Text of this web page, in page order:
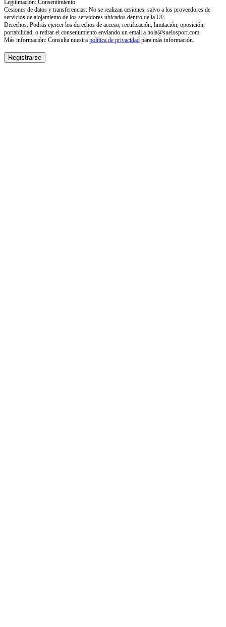
Legitimación: Consentimiento
Cesiones de datos y transferencias: No se realizan cesiones, salvo a los proveedores de
servicios de alojamiento de los servidores ubicados dentro de la UE.
Derechos: Podrás ejercer los derechos de acceso, rectificación, limitación, oposición,
portabilidad, o retirar el consentimiento enviando un email a hola@suelosport.com
Más información: Consulta nuestra política de privacidad para más información.
Registrarse